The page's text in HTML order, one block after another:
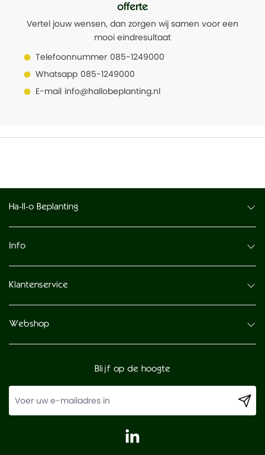
offerte
Vertel jouw wensen, dan zorgen wij samen voor een
mooi eindresultaat
Telefoonnummer 085-1249000
Whatsapp 085-1249000
E-mail info@hallobeplanting.nl
Ha-ll-o Beplanting
Info
Klantenservice
Webshop
Blijf op de hoogte